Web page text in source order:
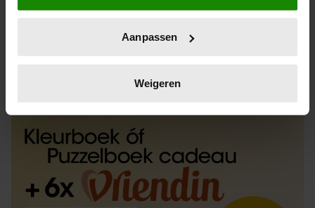
locatie, die tot een paar meter nauwkeurig kan zijn
scannen op specifieke eigenschappen (fingerprinting)
verwerkt en stel uw voorkeuren in het
intrekken in de Cookieverklaring.
We gebruiken cookies om content en advertenties te
personaliseren, om functies voor social media te bieden
en om ons websiteverkeer te analyseren. Ook delen we
informatie over uw gebruik van onze site met onze
Aanpassen
Weigeren